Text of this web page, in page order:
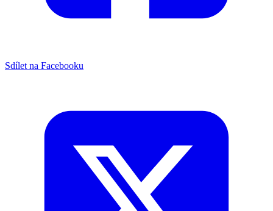
Sdílet na Facebooku